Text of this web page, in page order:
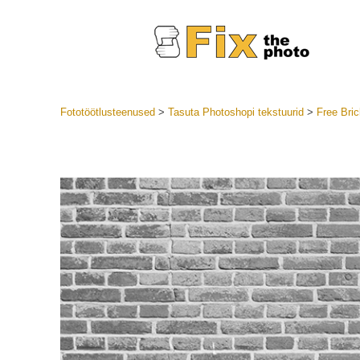
Parima
Mobiili
Fototöötlusteenused > Tasuta Photoshopi tekstuurid > Free